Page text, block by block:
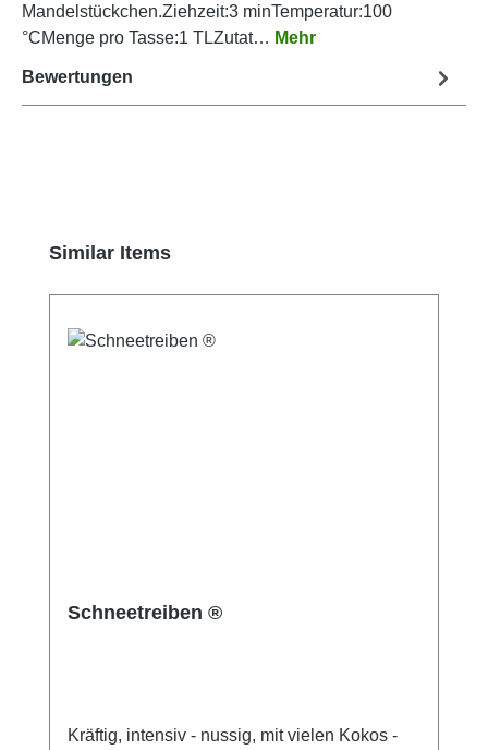
Mandelstückchen.Ziehzeit:3 minTemperatur:100
°CMenge pro Tasse:1 TLZutat… Mehr
Bewertungen
Produktgalerie überspringen
Similar Items
Schneetreiben ®
Kräftig, intensiv - nussig, mit vielen Kokos -